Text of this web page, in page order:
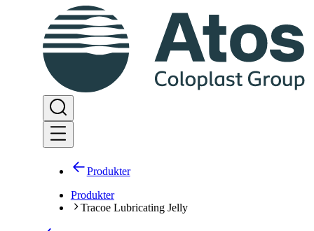
Produkter
Produkter
Tracoe Lubricating Jelly